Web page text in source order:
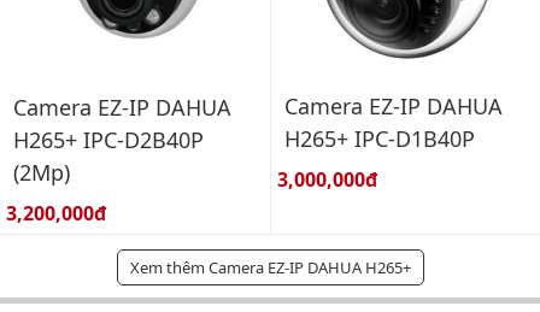
Camera EZ-IP DAHUA
H265+ IPC-D2B40P
(2Mp)
Giá bán:
3,200,000đ
Camera EZ-IP DAHUA
H265+ IPC-D1B40P
Giá bán:
3,000,000đ
Xem thêm Camera EZ-IP DAHUA H265+